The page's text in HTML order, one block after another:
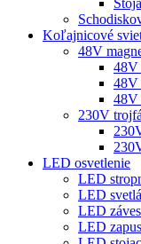
Koľajnicové
48V
48V
48V
48V
230V
LED osvetlenie
LED
LED
LED
LED